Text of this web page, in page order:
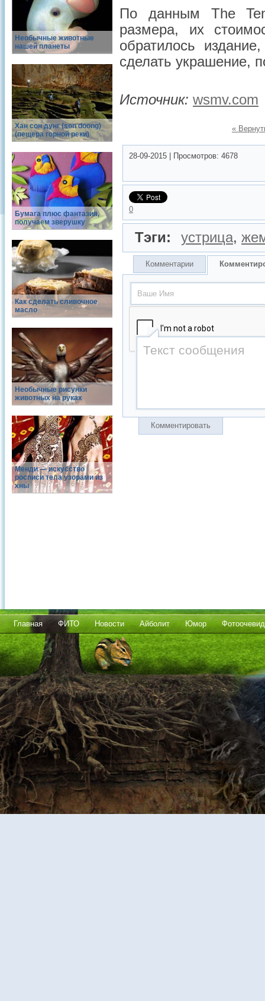
Необычные животные
нашей планеты
Хан сон дунг (son doong)
(пещера горной реки)
Бумага плюс фантазия,
получаем зверушку
Как сделать сливочное
масло
Необычные рисунки
животных на руках
Менди — искусство
росписи тела узорами из
хны
По данным The
размера, их
обратилось
сделать украшение,
Источник: wsmv.com
«
28-09-2015 Просмотров: 4678
0
Тэги: устрица,
Комментарии
Комментировать
Главная ФИТО Новости Айболит Юмор